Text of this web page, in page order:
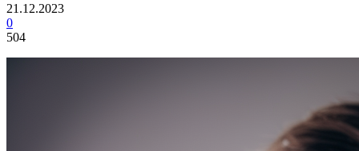
21.12.2023
0
504